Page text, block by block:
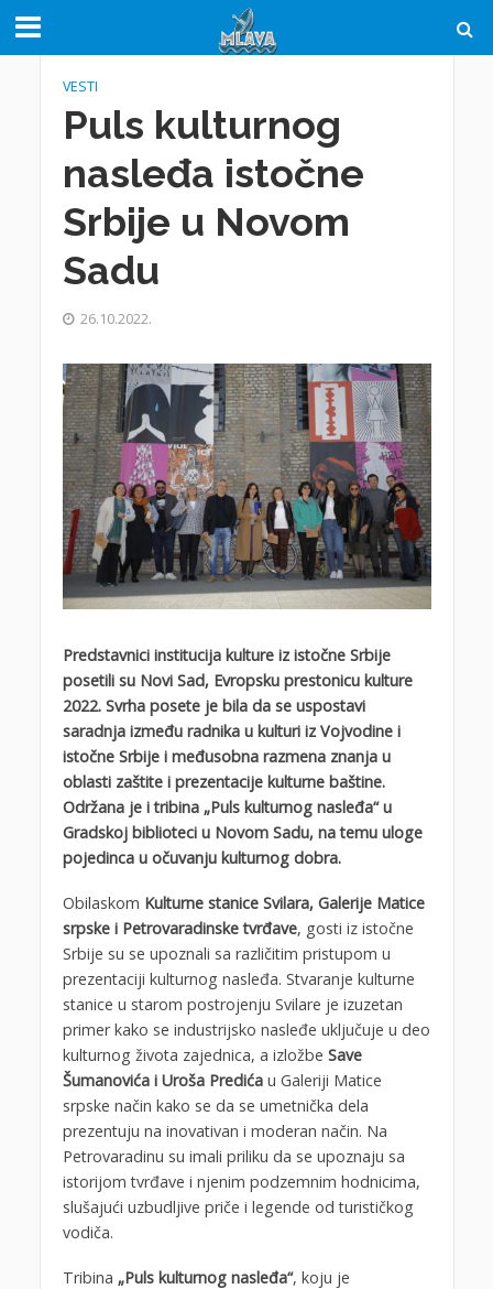
VESTI
Puls kulturnog
nasleđa istočne
Srbije u Novom
Sadu
26.10.2022.
Predstavnici institucija kulture iz istočne Srbije
posetili su Novi Sad, Evropsku prestonicu kulture
2022. Svrha posete je bila da se uspostavi
saradnja između radnika u kulturi iz Vojvodine i
istočne Srbije i međusobna razmena znanja u
oblasti zaštite i prezentacije kulturne baštine.
Održana je i tribina „Puls kulturnog nasleđa“ u
Gradskoj biblioteci u Novom Sadu, na temu uloge
pojedinca u očuvanju kulturnog dobra.
Obilaskom Kulturne stanice Svilara, Galerije Matice
srpske i Petrovaradinske tvrđave, gosti iz istočne
Srbije su se upoznali sa različitim pristupom u
prezentaciji kulturnog nasleđa. Stvaranje kulturne
stanice u starom postrojenju Svilare je izuzetan
primer kako se industrijsko nasleđe uključuje u deo
kulturnog života zajednica, a izložbe Save
Šumanovića i Uroša Predićau Galeriji Matice
srpske način kako se da se umetnička dela
prezentuju na inovativan i moderan način. Na
Petrovaradinu su imali priliku da se upoznaju sa
istorijom tvrđave i njenim podzemnim hodnicima,
slušajući uzbudljive priče i legende od turističkog
vodiča.
Tribina „Puls kulturnog nasleđa“, koju je